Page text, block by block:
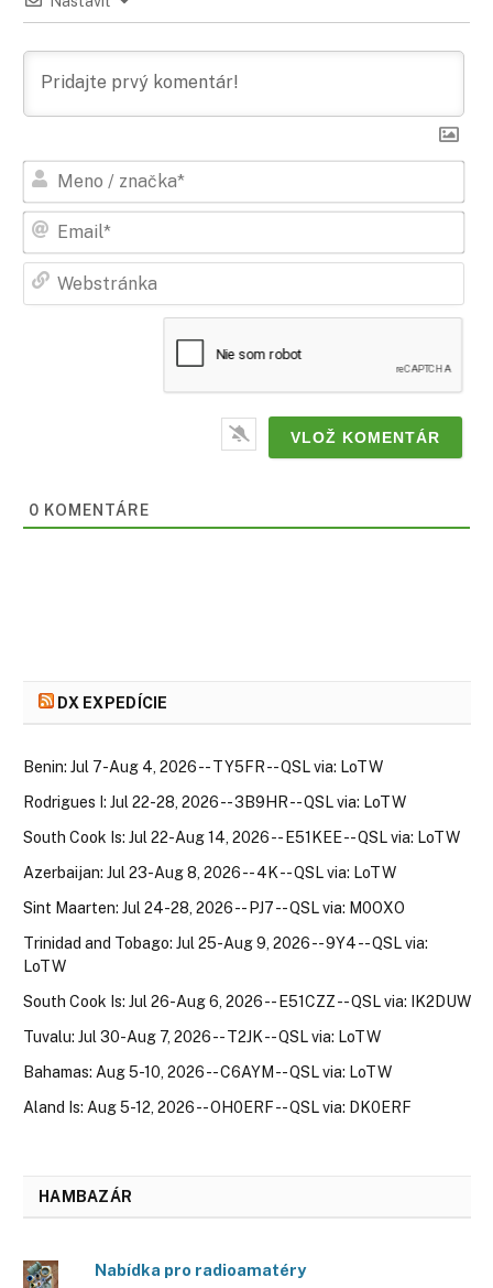
0 KOMENTÁRE
DX EXPEDÍCIE
Benin: Jul 7-Aug 4, 2026 -- TY5FR -- QSL via: LoTW
Rodrigues I: Jul 22-28, 2026 -- 3B9HR -- QSL via: LoTW
South Cook Is: Jul 22-Aug 14, 2026 -- E51KEE -- QSL via: LoTW
Azerbaijan: Jul 23-Aug 8, 2026 -- 4K -- QSL via: LoTW
Sint Maarten: Jul 24-28, 2026 -- PJ7 -- QSL via: M0OXO
Trinidad and Tobago: Jul 25-Aug 9, 2026 -- 9Y4 -- QSL via:
LoTW
South Cook Is: Jul 26-Aug 6, 2026 -- E51CZZ -- QSL via: IK2DUW
Tuvalu: Jul 30-Aug 7, 2026 -- T2JK -- QSL via: LoTW
Bahamas: Aug 5-10, 2026 -- C6AYM -- QSL via: LoTW
Aland Is: Aug 5-12, 2026 -- OH0ERF -- QSL via: DK0ERF
HAMBAZÁR
Nabídka pro radioamatéry